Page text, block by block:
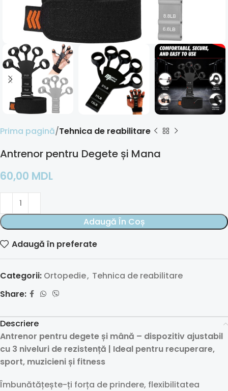
Prima pagină Tehnica de reabilitare
Antrenor pentru Degete și Mana
60,00 MDL
Adaugă În Coș
Adaugă în preferate
Categorii: Ortopedie, Tehnica de reabilitare
Share:
Descriere
Antrenor pentru degete și mână – dispozitiv ajustabil
cu 3 niveluri de rezistență | Ideal pentru recuperare,
sport, muzicieni și fitness
Îmbunătățește-ți forța de prindere, flexibilitatea